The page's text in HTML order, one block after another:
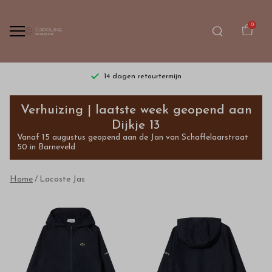
0
14 dagen retourtermijn
Lacoste
Jas
Bestel
kinderkleding
van
hoge
Verhuizing | laatste week geopend aan
Dijkje 13
Vanaf 15 augustus geopend aan de Jan van Schaffelaarstraat
50 in Barneveld
Home Lacoste Jas